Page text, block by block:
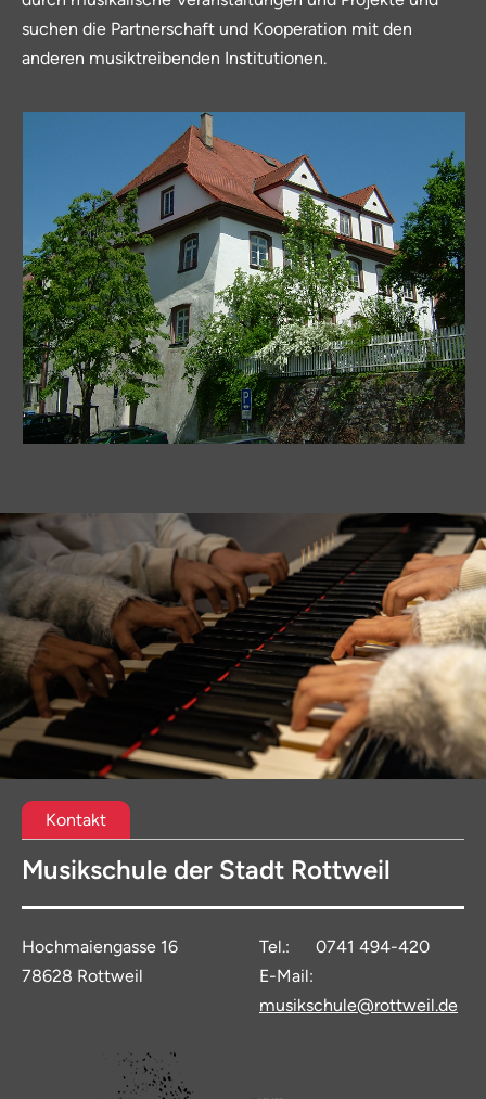
suchen die Partnerschaft und Kooperation mit den
anderen musiktreibenden Institutionen.
Kontakt
Musikschule der Stadt Rottweil
Hochmaiengasse 16
78628 Rottweil
Tel.: 0741 494-420
E-Mail:
musikschule@rottweil.de